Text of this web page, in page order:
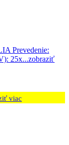
Prevedenie:
25x...zobraziť
viac